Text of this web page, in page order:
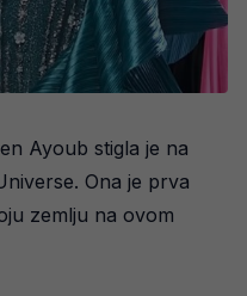
Ayoub stigla je na
Ona je prva
zemlju na ovom